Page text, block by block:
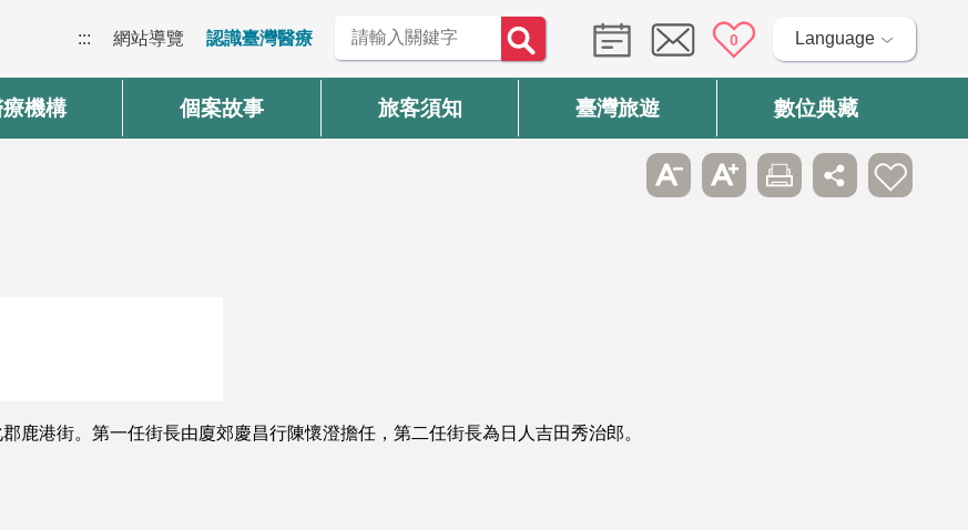
::: 網站導覽 認識臺灣醫療 0 Language
機構 個案故事 旅客須知 臺灣旅遊 數位典藏
鹿港街。第一任街長由廈郊慶昌行陳懷澄擔任，第二任街長為日人吉田秀治郎。